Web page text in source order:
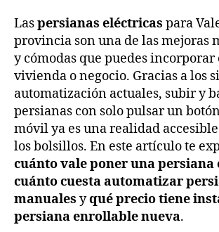
Laspersianas eléctricas para
provincia son una de las mejoras
y cómodas que puedes incorporar
vivienda o negocio. Gracias a los
automatización actuales, subir y
persianas con solo pulsar un
móvil ya es una realidad
los bolsillos. En este artículo te
cuánto vale poner una persiana
cuánto cuesta automatizar
manuales yqué precio tiene
persiana enrollable nueva.